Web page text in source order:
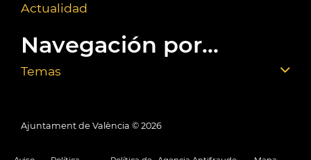
Actualidad
Navegación por...
Temas
Ajuntament de València © 2026